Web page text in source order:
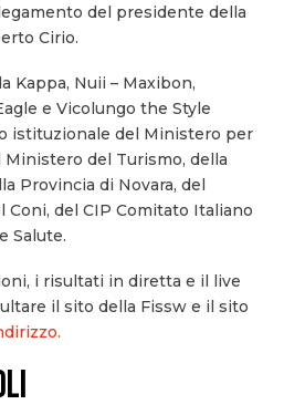
del presidente della
Cirio.
Kappa, Nuii – Maxibon,
e Vicolungo the Style
istituzionale del Ministero per
Ministero del Turismo, della
Provincia di Novara, del
Coni, del CIP Comitato Italiano
Salute.
i risultati in diretta e il live
il sito della Fissw e il sito
.